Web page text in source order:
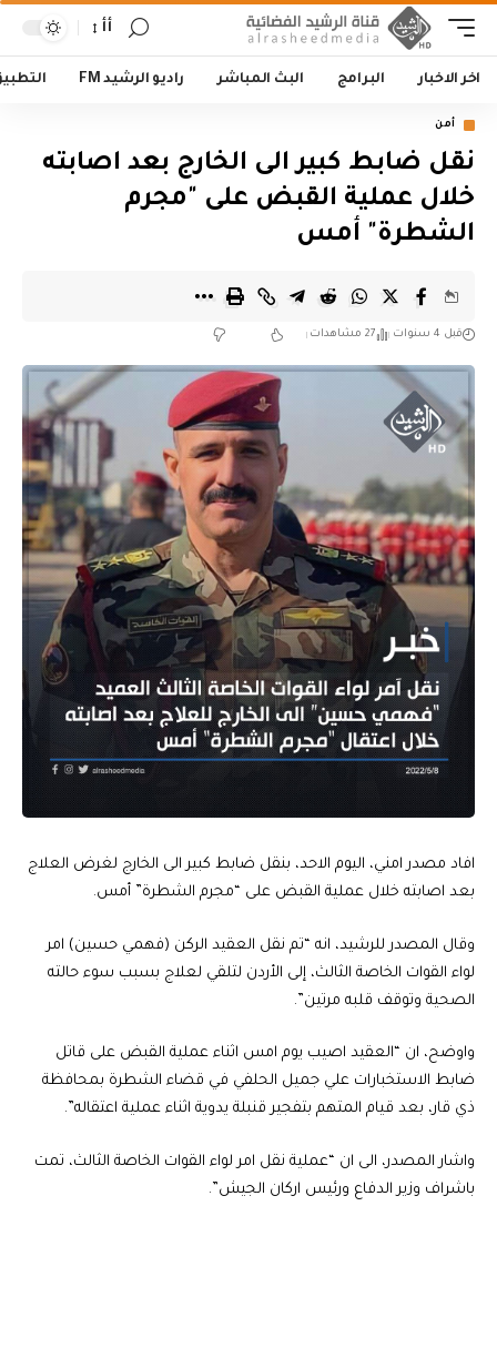
أأ
اخر الاخبار البرامج البث المباشر راديو الرشيد FM
أمن
نقل ضابط كبير الى الخارج بعد اصابته
خلال عملية القبض على "مجرم
الشطرة" أمس
قبل 4 سنوات 27 مشاهدات
افاد مصدر امني، اليوم الاحد، بنقل ضابط كبير الى الخارج لغرض العلاج
بعد اصابته خلال عملية القبض على “مجرم الشطرة” أمس.
وقال المصدر للرشيد، انه “تم نقل العقيد الركن (فهمي حسين) امر
لواء القوات الخاصة الثالث، إلى الأردن لتلقي لعلاج بسبب سوء حالته
الصحية وتوقف قلبه مرتين”.
واوضح، ان “العقيد اصيب يوم امس اثناء عملية القبض على قاتل
ضابط الاستخبارات علي جميل الحلفي في قضاء الشطرة بمحافظة
ذي قار، بعد قيام المتهم بتفجير قنبلة يدوية اثناء عملية اعتقاله”.
واشار المصدر، الى ان “عملية نقل امر لواء القوات الخاصة الثالث، تمت
باشراف وزير الدفاع ورئيس اركان الجيش”.